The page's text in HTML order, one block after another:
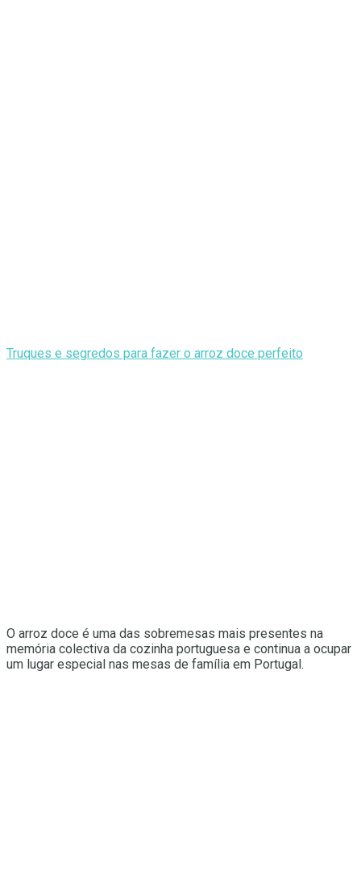
Truques e segredos para fazer o arroz doce perfeito
O arroz doce é uma das sobremesas mais presentes na
memória colectiva da cozinha portuguesa e continua a ocupar
um lugar especial nas mesas de família em Portugal.